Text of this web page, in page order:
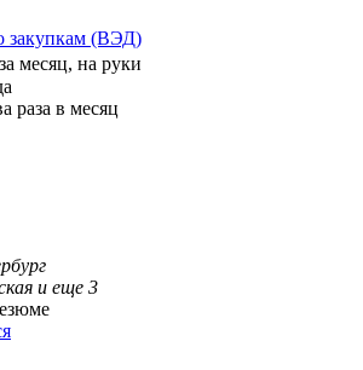
закупкам (ВЭД)
за месяц, на руки
раза в месяц
и еще 3